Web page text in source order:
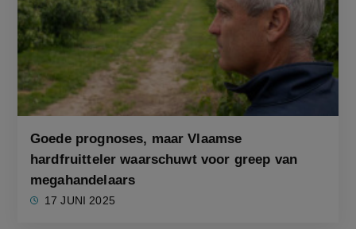
Goede prognoses, maar Vlaamse
hardfruitteler waarschuwt voor greep van
megahandelaars
17 JUNI 2025